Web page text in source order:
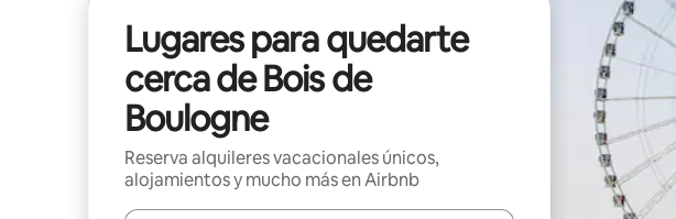
Lugares para quedarte
cerca de Bois de
Boulogne
Reserva alquileres vacacionales únicos,
alojamientos y mucho más en Airbnb